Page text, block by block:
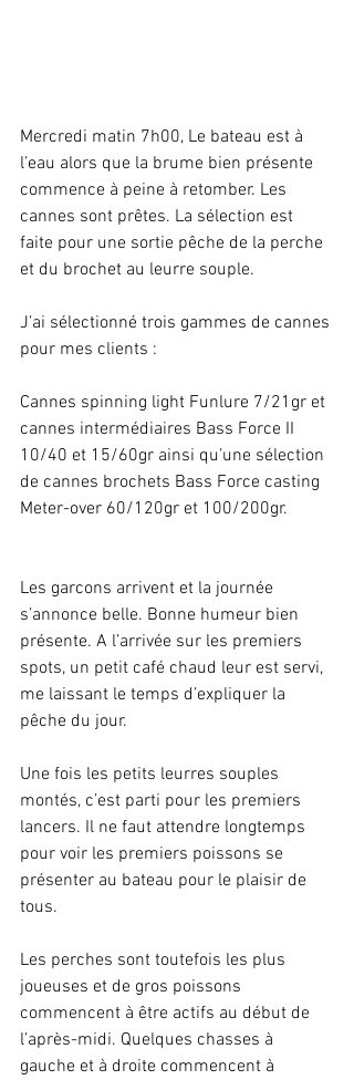
Mercredi matin 7h00, Le bateau est à
l’eau alors que la brume bien présente
commence à peine à retomber. Les
cannes sont prêtes. La sélection est
faite pour une sortie pêche de la perche
et du brochet au leurre souple.
J’ai sélectionné trois gammes de cannes
pour mes clients :
Cannes spinning light Funlure 7/21gr et
cannes intermédiaires Bass Force II
10/40 et 15/60gr ainsi qu’une sélection
de cannes brochets Bass Force casting
Meter-over 60/120gr et 100/200gr.
Les garcons arrivent et la journée
s’annonce belle. Bonne humeur bien
présente. A l’arrivée sur les premiers
spots, un petit café chaud leur est servi,
me laissant le temps d’expliquer la
pêche du jour.
Une fois les petits leurres souples
montés, c’est parti pour les premiers
lancers. Il ne faut attendre longtemps
pour voir les premiers poissons se
présenter au bateau pour le plaisir de
tous.
Les perches sont toutefois les plus
joueuses et de gros poissons
commencent à être actifs au début de
l’après-midi. Quelques chasses à
gauche et à droite commencent à